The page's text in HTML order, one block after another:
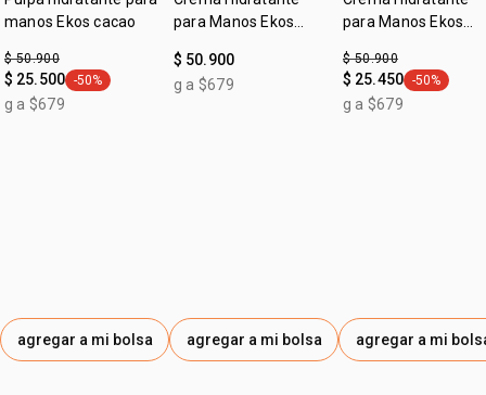
manos Ekos cacao
$ 50.900
$ 25.500 general.tag -50%
-50%
g a $679
agregar a mi bolsa
para Manos Ekos
$ 50.900
g a $679
agregar a mi bolsa
para Manos Ekos
$ 50.900
$ 25.450 general.tag
-50%
g a $679
agregar a mi